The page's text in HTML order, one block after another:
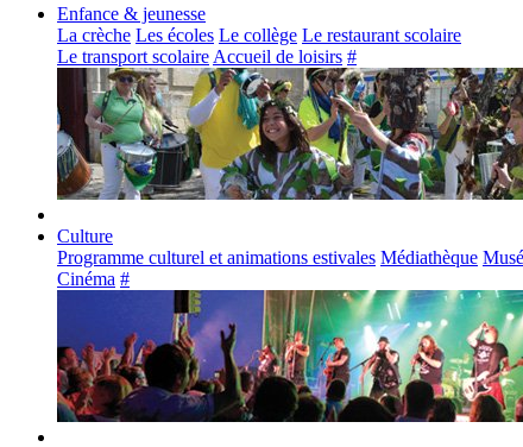
Enfance & jeunesse
La crèche Les écoles Le collège Le restaurant scolaire
Le transport scolaire Accueil de loisirs #
Culture
Programme culturel et animations estivales Médiathèque
Cinéma #